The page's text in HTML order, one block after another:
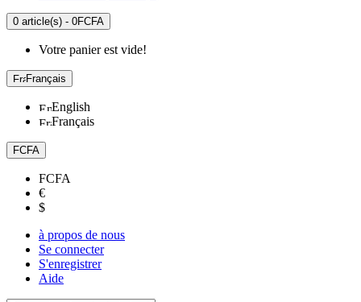
0 article(s) - 0FCFA
Votre panier est vide!
Français
English
Français
FCFA
FCFA
€
$
à propos de nous
Se connecter
S'enregistrer
Aide